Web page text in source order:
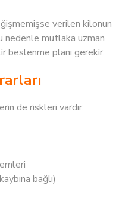
verilen kilonun
nedenle mutlaka uzman
beslenme planı gerekir.
de riskleri vardır.
bağlı)